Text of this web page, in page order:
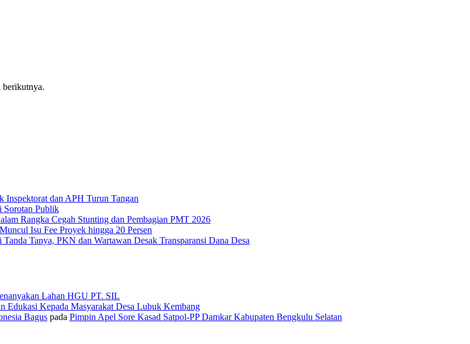
berikutnya.
Inspektorat dan APH Turun Tangan
Sorotan Publik
Rangka Cegah Stunting dan Pembagian PMT 2026
Isu Fee Proyek hingga 20 Persen
Tanya, PKN dan Wartawan Desak Transparansi Dana Desa
Lahan HGU PT. SIL
Edukasi Kepada Masyarakat Desa Lubuk Kembang
Bagus pada Pimpin Apel Sore Kasad Satpol-PP Damkar Kabupaten Bengkulu Selatan